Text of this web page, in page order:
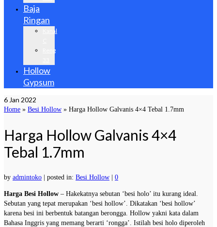
Baja
Ringan
Kanal
Reng
Hollow
Gypsum
6 Jan 2022
Home » Besi Hollow » Harga Hollow Galvanis 4×4 Tebal 1.7mm
Harga Hollow Galvanis 4×4
Tebal 1.7mm
by admintoko posted in: Besi Hollow 0
Harga Besi Hollow – Hakekatnya sebutan ‘besi holo’ itu kurang ideal.
Sebutan yang tepat merupakan ‘besi hollow’. Dikatakan ‘besi hollow’
karena besi ini berbentuk batangan berongga. Hollow yakni kata dalam
Bahasa Inggris yang memang berarti ‘rongga’. Istilah besi holo diperoleh